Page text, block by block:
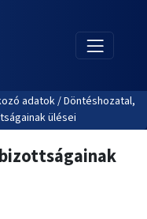
adatok / Döntéshozatal,
ülései